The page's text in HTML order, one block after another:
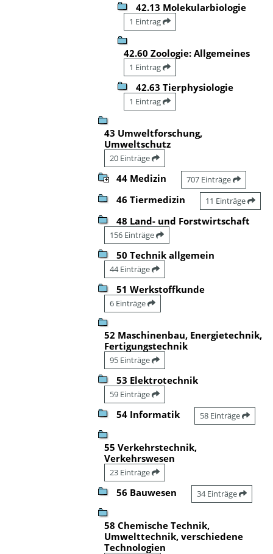
42.13 Molekularbiologie
1 Eintrag
42.60 Zoologie: Allgemeines
1 Eintrag
42.63 Tierphysiologie
1 Eintrag
43 Umweltforschung,
Umweltschutz
20 Einträge
44 Medizin 707 Einträge
46 Tiermedizin 11 Einträge
48 Land- und Forstwirtschaft
156 Einträge
50 Technik allgemein
44 Einträge
51 Werkstoffkunde
6 Einträge
52 Maschinenbau, Energietechnik,
Fertigungstechnik
95 Einträge
53 Elektrotechnik
59 Einträge
54 Informatik 58 Einträge
55 Verkehrstechnik,
Verkehrswesen
23 Einträge
56 Bauwesen 34 Einträge
58 Chemische Technik,
Umwelttechnik, verschiedene
Technologien